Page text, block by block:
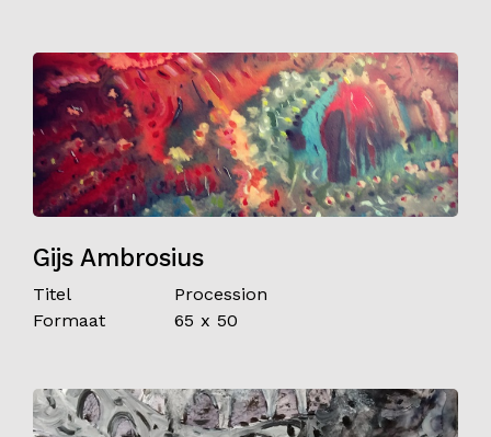
Gijs Ambrosius
Titel
Procession
Formaat
65 x 50